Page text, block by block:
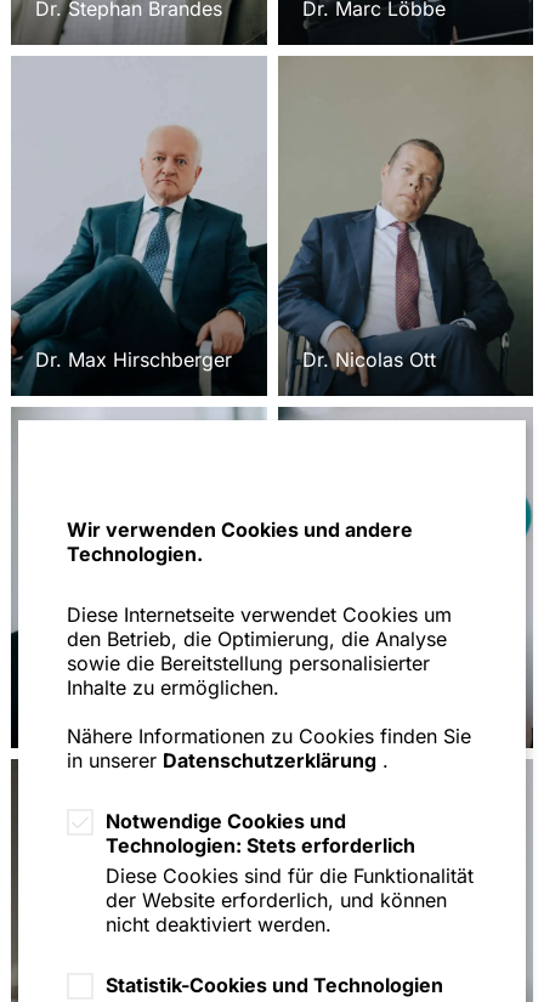
Wir verwenden Cookies und andere
Technologien.
Diese Internetseite verwendet Cookies um
den Betrieb, die Optimierung, die Analyse
sowie die Bereitstellung personalisierter
Inhalte zu ermöglichen.
Nähere Informationen zu Cookies finden Sie
in unserer Datenschutzerklärung .
Notwendige Cookies und
Technologien: Stets erforderlich
Diese Cookies sind für die Funktionalität
der Website erforderlich, und können
nicht deaktiviert werden.
Statistik-Cookies und Technologien
Dr. Stephan Brandes Dr. Marc Löbbe
Dr. Max Hirschberger Dr. Nicolas Ott